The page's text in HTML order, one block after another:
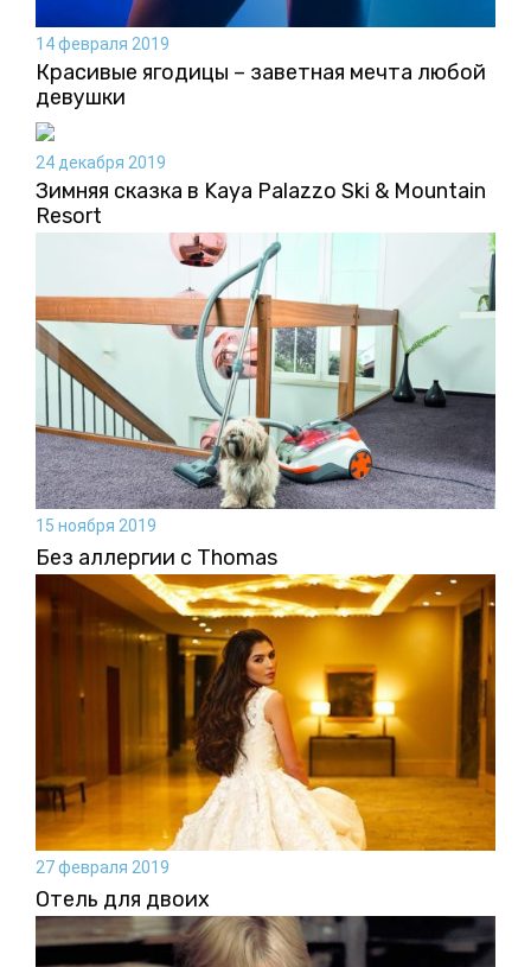
14 февраля 2019
Красивые ягодицы – заветная мечта любой
девушки
24 декабря 2019
Зимняя сказка в Kaya Palazzo Ski & Mountain
Resort
15 ноября 2019
Без аллергии с Thomas
27 февраля 2019
Отель для двоих